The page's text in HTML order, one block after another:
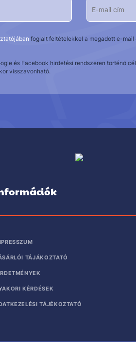
foglalt feltételekkel a megadott e-
és Facebook hirdetési rendszeren történő
visszavonható.
TÁJÁKOZTATÓ
KÉRDÉSEK
TÁJÉKOZTATÓ